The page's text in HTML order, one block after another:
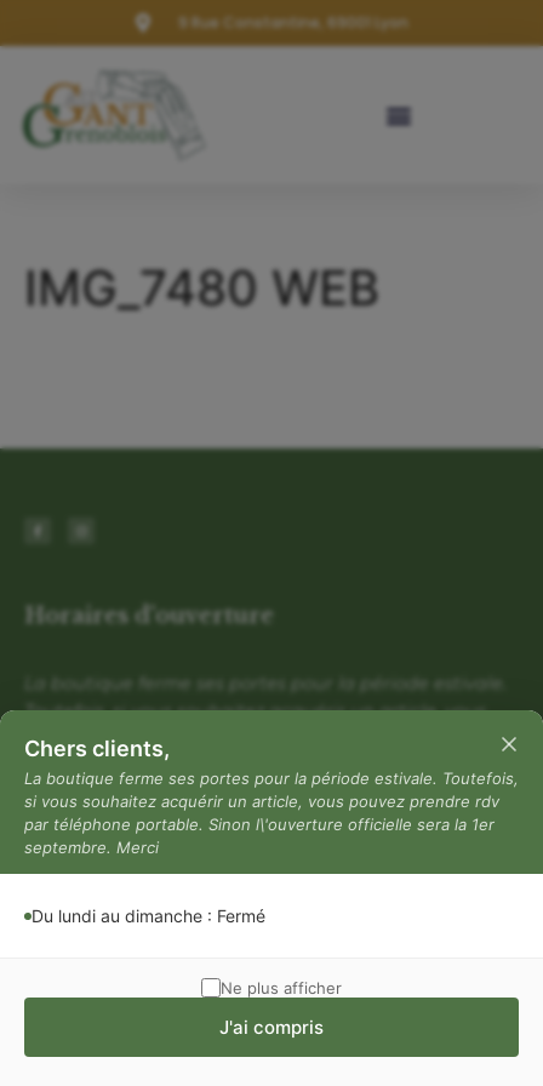
9 Rue Constantine, 69001 Lyon
IMG_7480 WEB
Horaires d'ouverture
La boutique ferme ses portes pour la période estivale.
Toutefois, si vous souhaitez acquérir un article, vous
pouvez prendre rdv par téléphone portable. Sinon
l\'ouverture officielle sera la 1er septembre. Merci
Du lundi au dimanche : Fermé
Mentions légales
Politique de confidentialité
Chers clients,
La boutique ferme ses portes pour la période estivale. Toutefois,
si vous souhaitez acquérir un article, vous pouvez prendre rdv
par téléphone portable. Sinon l\'ouverture officielle sera la 1er
septembre. Merci
Du lundi au dimanche : Fermé
Ne plus afficher
J'ai compris